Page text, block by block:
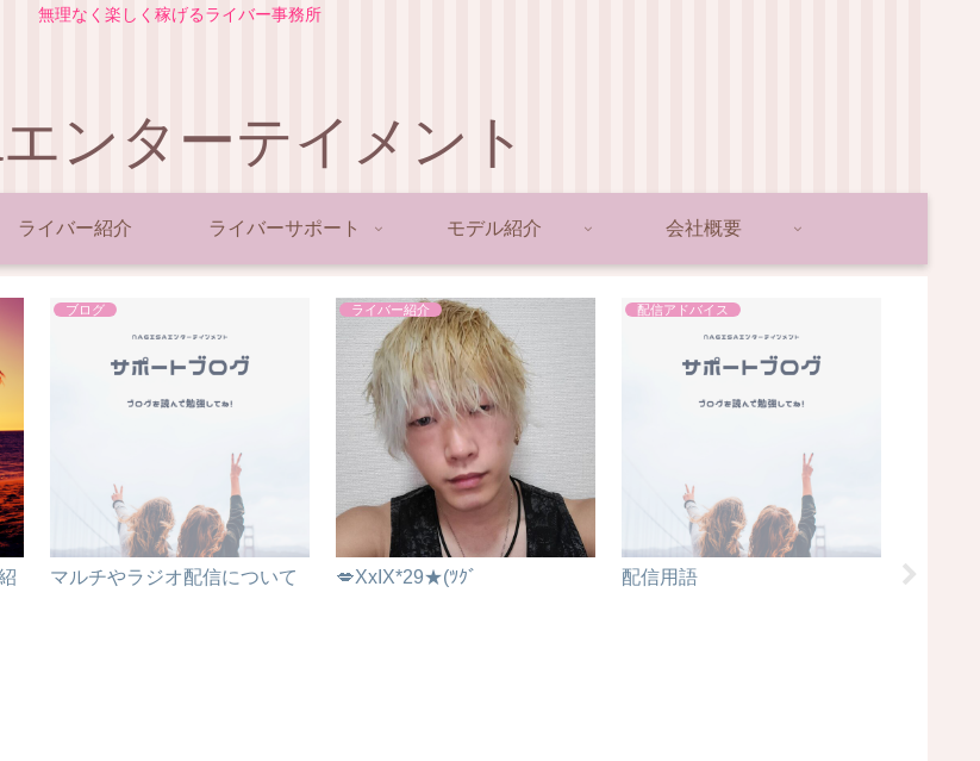
無理なく楽しく稼げるライバー事務所
ンターテイメント
ライバー紹介 ライバーサポート モデル紹介 会社概要
ブログ
マルチやラジオ配信について
ライバー紹介
💋XxIX*29★(ﾂｸﾞ
配信アドバイス
配信用語